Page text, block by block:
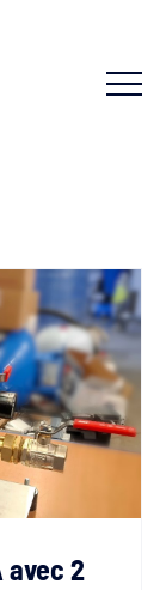
avec 2